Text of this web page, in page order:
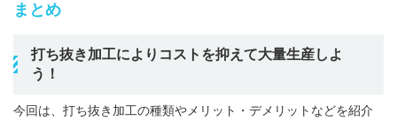
まとめ
打ち抜き加工によりコストを抑えて大量生産しよ
う！
今回は、打ち抜き加工の種類やメリット・デメリットなどを紹介